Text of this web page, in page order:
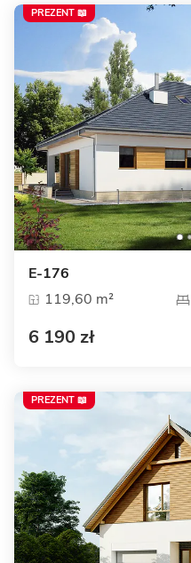
E-176
119,60 m²
6 190 zł
PREZENT 📖
PREZENT 📖